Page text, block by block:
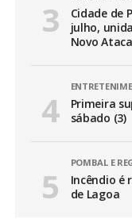
Cidade de
julho,
Novo
Primeira
sábado (3)
POMBAL E
Incêndio é
de Lagoa